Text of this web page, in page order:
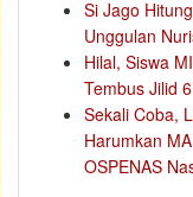
Si Jago
Unggulan
Hilal, Siswa
Tembus Jilid
Sekali Coba,
Harumkan
OSPENAS